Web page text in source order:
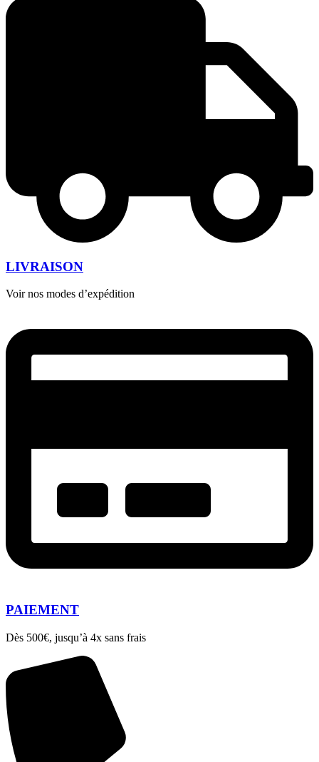
LIVRAISON
Voir nos modes d’expédition
PAIEMENT
Dès 500€, jusqu’à 4x sans frais